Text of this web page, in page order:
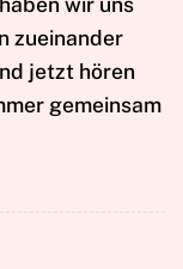
zueinander
jetzt hören
gemeinsam